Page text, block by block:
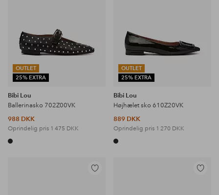
OUTLET
25% EXTRA
Bibi Lou
Ballerinasko 702Z00VK
988 DKK
Oprindelig pris 1 475 DKK
OUTLET
25% EXTRA
Bibi Lou
Højhælet sko 610Z20VK
889 DKK
Oprindelig pris 1 270 DKK
Tilføj
Tilføj